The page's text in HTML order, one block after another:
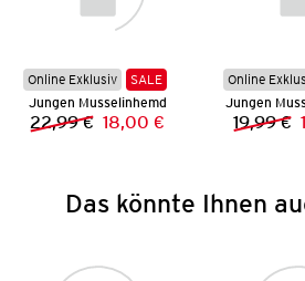
Online Exklusiv
SALE
Jungen Musselinhemd
Vorheriger Preis:
22,99 € Neuer Preis:
18,00 €
Online
Jungen
19,99 €
Das könnte Ihnen